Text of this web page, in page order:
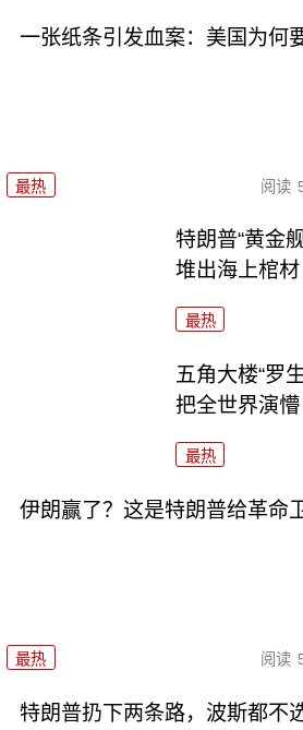
一张纸条引发血案：美国为何要
最热 阅读
特朗普“黄金
堆出海上棺材
最热
五角大楼“罗
把全世界演懵
最热
伊朗赢了？这是特朗普给革命
最热 阅读
特朗普扔下两条路，波斯都不